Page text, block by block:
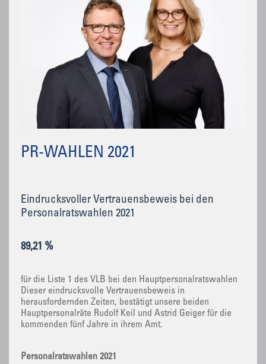
PR-WAHLEN 2021
Eindrucksvoller Vertrauensbeweis bei den
Personalratswahlen 2021
89,21 %
für die Liste 1 des VLB bei den Hauptpersonalratswahlen
Dieser eindrucksvolle Vertrauensbeweis in
herausfordernden Zeiten, bestätigt unsere beiden
Hauptpersonalräte Rudolf Keil und Astrid Geiger für die
kommenden fünf Jahre in ihrem Amt.
Personalratswahlen 2021